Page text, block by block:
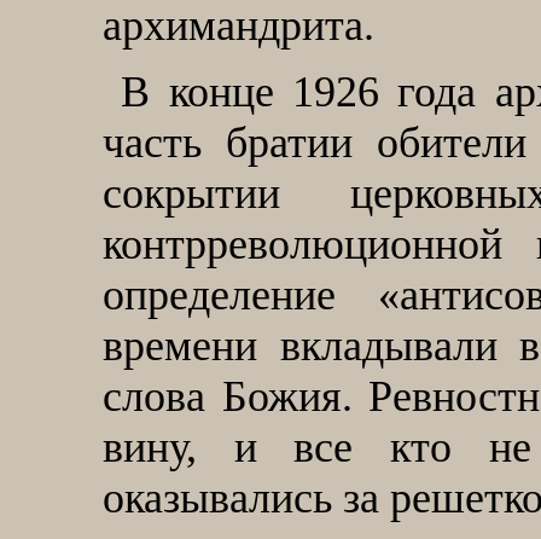
архимандрита.
В конце 1926 года
часть братии
сокрытии
определение
времени вкладывали
слова Божия.
вину, и все кто не
оказывались за